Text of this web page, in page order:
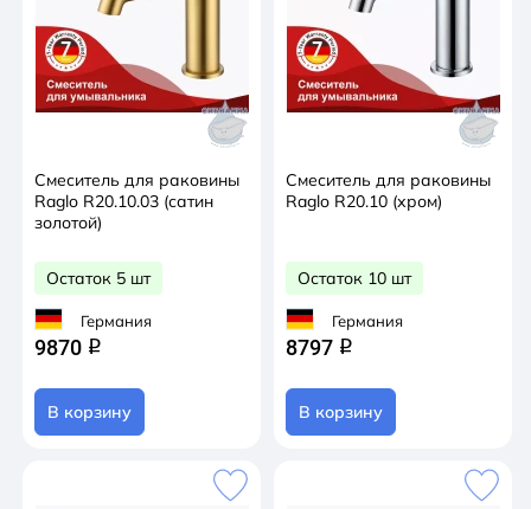
Смеситель для раковины
Raglo R20.10.03 (сатин
золотой)
Остаток 5 шт
Германия
9870 q
В корзину
Смеситель для раковины
Raglo R20.10 (хром)
Остаток 10 шт
Германия
8797 q
В корзину